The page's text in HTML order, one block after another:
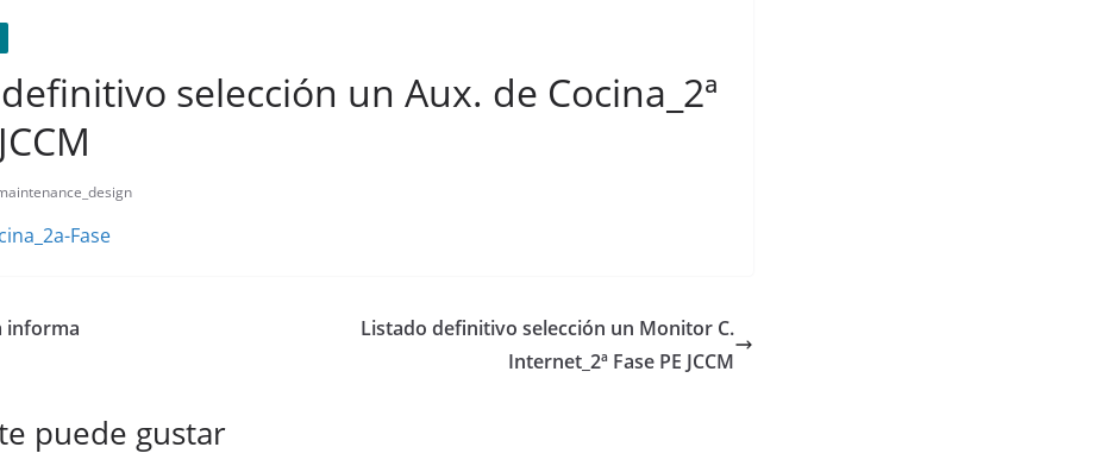
selección un Aux. de Cocina_2ª
Fase
informa
Listado definitivo selección un Monitor C.
Internet_2ª Fase PE JCCM
puede gustar